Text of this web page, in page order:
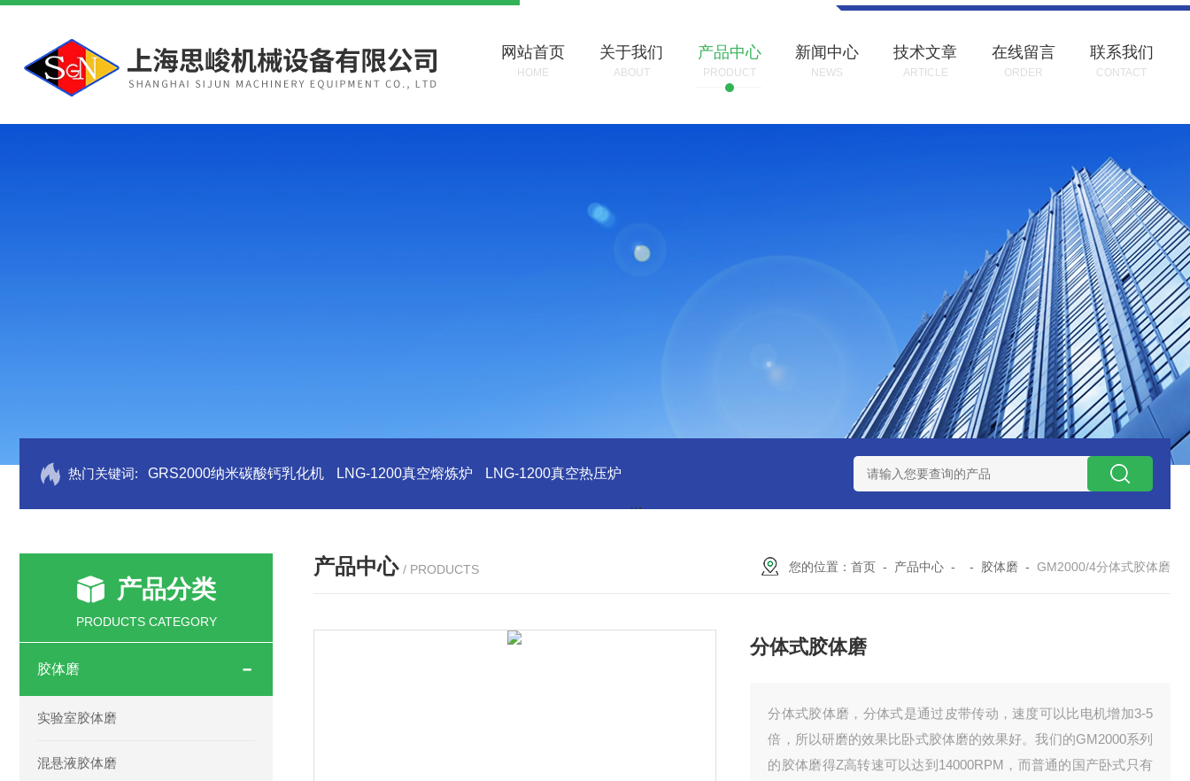
网站首页
HOME
关于我们
ABOUT
产品中心
PRODUCT
新闻中心
NEWS
技术文章
ARTICLE
在线留言
ORDER
联系我们
CONTACT
热门关键词: GRS2000纳米碳酸钙乳化机 LNG-1200真空熔炼炉 LNG-1200真空热压炉 LNHZ-1200碳包覆回转炉 LNHZ-1200可倾斜式回转炉
产品分类
PRODUCTS CATEGORY
胶体磨
实验室胶体磨
混悬液胶体磨
产品中心 / PRODUCTS 您的位置： 首页 - 产品中心 - - 胶体磨 - GM2000/4分体式胶体磨
分体式胶体磨
分体式胶体磨，分体式是通过皮带传动，速度可以比电机增加3-5
倍，所以研磨的效果比卧式胶体磨的效果好。我们的GM2000系列
的胶体磨得Z高转速可以达到14000RPM，而普通的国产卧式只有